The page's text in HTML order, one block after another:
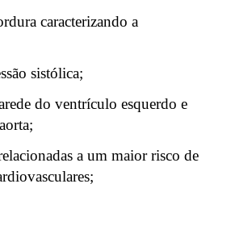
caracterizando a
sistólica;
do ventrículo esquerdo e
a um maior risco de